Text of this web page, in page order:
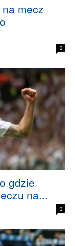
mecz
0
gdzie
na...
0